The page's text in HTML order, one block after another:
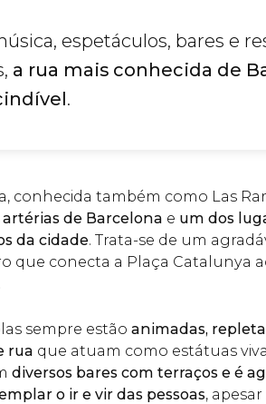
espetáculos, bares e
a rua mais conhecida de
.
conhecida também como Las
de Barcelona e um dos
da cidade. Trata-se de um
que conecta a Plaça Catalunya
sempre estão animadas,
rua que atuam como estátuas
diversos bares com terraços e é
o ir e vir das pessoas,